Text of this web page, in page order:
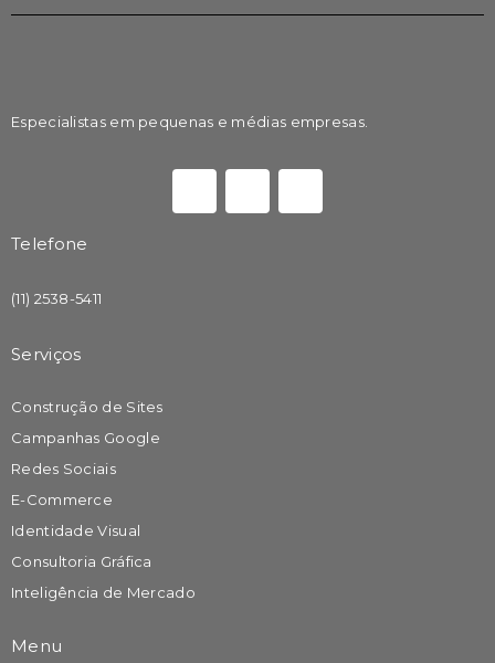
Especialistas em pequenas e médias empresas.
Telefone
(11) 2538-5411
Serviços
Construção de Sites
Campanhas Google
Redes Sociais
E-Commerce
Identidade Visual
Consultoria Gráfica
Inteligência de Mercado
Menu